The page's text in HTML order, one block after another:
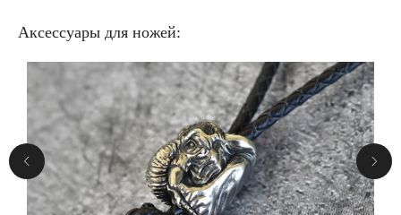
Аксессуары для ножей: